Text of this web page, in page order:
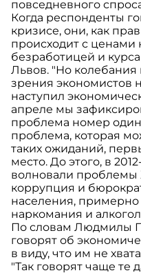
повседневного
Когда респонденты
кризисе, они, как
происходит с ценами
безработицей и
Львов. "Но колебания
зрения экономистов
наступил
апреле мы
проблема номер один
проблема, которая
таких ожиданий,
место. До этого, в
волновали
коррупция и
населения, примерно
наркомания и
По словам Людмилы
говорят об
в виду, что им не
"Так говорят чаще те